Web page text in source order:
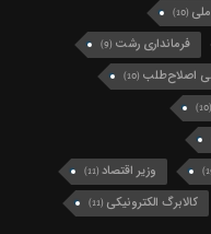
(10)
فرمانداری رشت (9)
اصلاح‌طلب (10)
(10)
وزیر اقتصاد(11)
کالابرگ الکترونیکی (11)